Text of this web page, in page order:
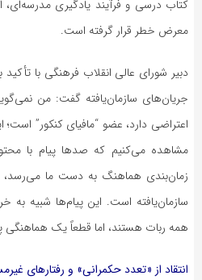
کتاب درسی و فرآیند یادگیری
معرض خطر قرار گرفته است.
دبیر شورای عالی انقلاب فرهنگی با
جریان‌های سازمان‌یافته گفت: من
اعتراضی دارد، عضو “مافیای کنکور” است؛
مشاهده می‌کنیم که صدها پیام با
زمان‌بندی هماهنگ به دست ما می‌رسد،
سازمان‌یافته است. این پیام‌ها شبیه به
همه ربات هستند، اما قطعاً یک
انتقاد از «تعدد حکمرانی» و رفتارهای